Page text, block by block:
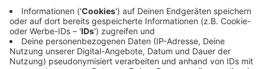
sein. Das Leben kann aber auch einfach ätzend sein. Es
gibt "Höhen" und "Tiefen", "Highs & Lows". Michael
Schultes neues Album beschäftigt sich mit der
Vereinbarkeit von Beidem. Das macht das Leben aus.